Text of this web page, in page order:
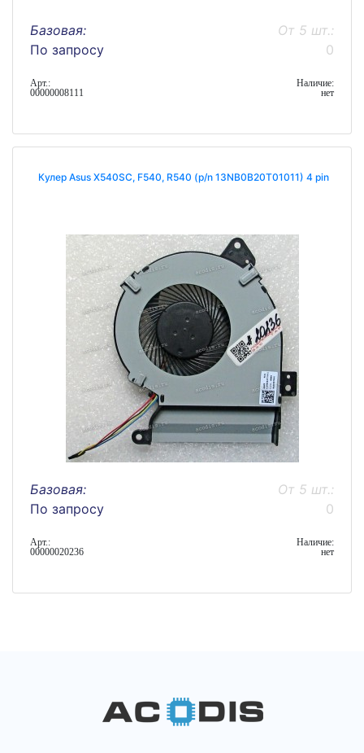
Базовая:
По запросу
От 5 шт.:
0
Арт.:
00000008111
Наличие:
нет
Кулер Asus X540SC, F540, R540 (p/n 13NB0B20T01011) 4 pin
Базовая:
По запросу
От 5 шт.:
0
Арт.:
00000020236
Наличие:
нет